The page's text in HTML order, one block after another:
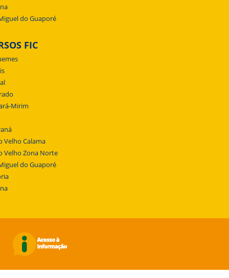
do Guaporé
FIC
Mirim
Velho Calama
Velho Zona Norte
do Guaporé